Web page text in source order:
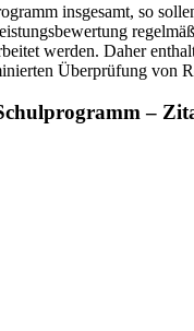
insgesamt, so
werden. Daher
Überprüfung von
–